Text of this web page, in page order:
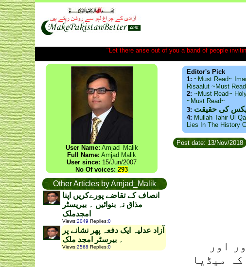
"Let there arise out of you a band of people
User Name: Amjad_Malik
Full Name: Amjad Malik
User since: 15/Jun/2007
No Of voices: 293
Other Articles by Amjad_Malik
انصاف کے تقاضے پورےکریں اپنا
مذاق نہ بنوائیں ۔ بیریسٹر
امجدملک
Views:2049 Replies:0
‫آزاد عدلیہ ایک دفعہ پھر نشانے پر
۔ بیرسٹر امجد ملک
Views:2568 Replies:0
Editor's Pick
1: ~Must Read~
Risaalut ~Must
2: ~Must Read~
~Must Read~
3: کی حقیقت
4: Mullah Tahir Ul
Lies In The History
Post date: 13/Nov/2018
اور
میڈیا